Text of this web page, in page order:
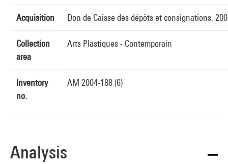
Acquisition Don de Caisse des dépôts et consignations,
Collection
area
Arts Plastiques - Contemporain
Inventory
no.
AM 2004-188 (6)
Analysis